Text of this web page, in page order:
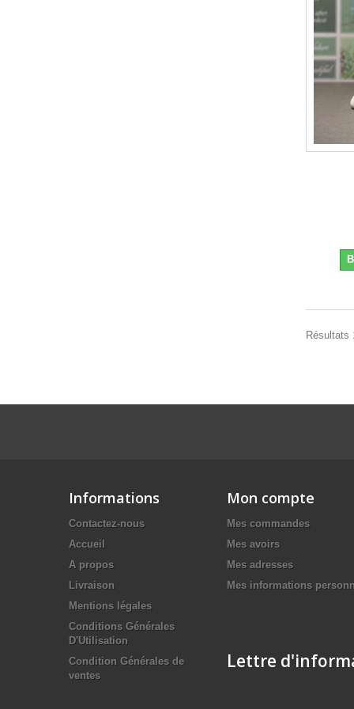
Résultats
Informations
Contactez-nous
Accueil
A propos
Livraison
Mentions légales
Conditions Générales
D'Utilisation
Condition Générales de
ventes
Mon compte
Mes commandes
Mes avoirs
Mes adresses
Mes informations
Lettre